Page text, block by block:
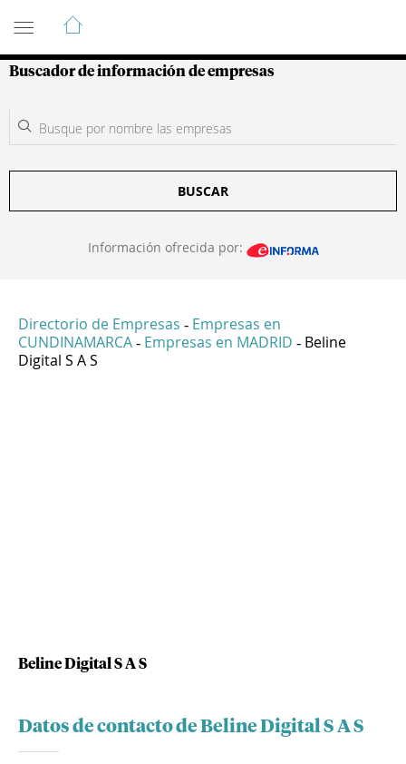
Guía de Empresas Colombianas
Buscador de información de empresas
BUSCAR
Información ofrecida por:
Directorio de Empresas - Empresas en
CUNDINAMARCA - Empresas en MADRID - Beline
Digital S A S
Beline Digital S A S
Datos de contacto de Beline Digital S A S